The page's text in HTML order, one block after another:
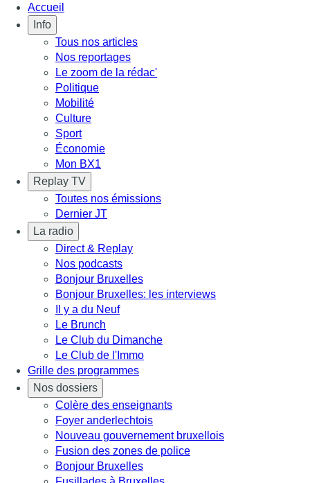
Accueil
Info
Tous nos articles
Nos reportages
Le zoom de la rédac'
Politique
Mobilité
Culture
Sport
Économie
Mon BX1
Replay TV
Toutes nos émissions
Dernier JT
La radio
Direct & Replay
Nos podcasts
Bonjour Bruxelles
Bonjour Bruxelles: les interviews
Il y a du Neuf
Le Brunch
Le Club du Dimanche
Le Club de l'Immo
Grille des programmes
Nos dossiers
Colère des enseignants
Foyer anderlechtois
Nouveau gouvernement bruxellois
Fusion des zones de police
Bonjour Bruxelles